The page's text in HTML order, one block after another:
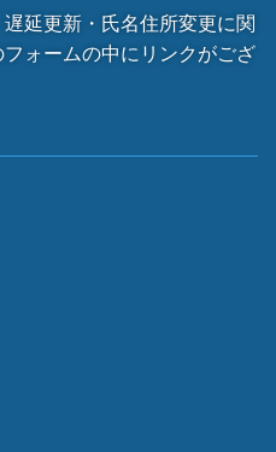
延更新・氏名住所変更に関
ォームの中にリンクがござ